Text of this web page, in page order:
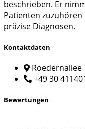
beschrieben. Er
Patienten
präzise Diagnosen.
Kontaktdaten
Roedernallee
+49 30
Bewertungen